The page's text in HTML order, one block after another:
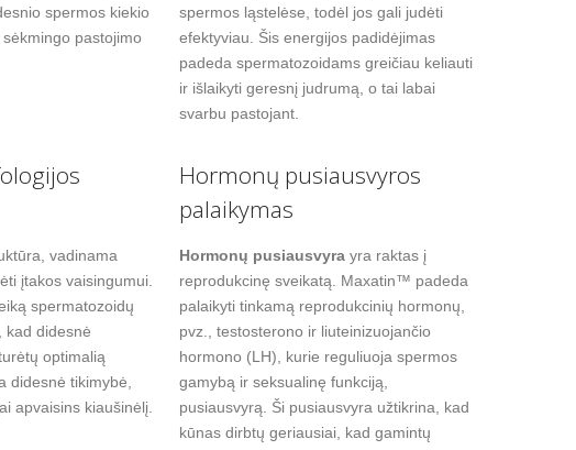
spermos kiekio
pastojimo
spermos ląstelėse, todėl jos gali judėti
efektyviau. Šis energijos padidėjimas
padeda spermatozoidams greičiau keliauti
ir išlaikyti geresnį judrumą, o tai labai
svarbu pastojant.
vadinama
įtakos vaisingumui.
spermatozoidų
kad didesnė
optimalią
didesnė tikimybė,
apvaisins kiaušinėlį.
Hormonų pusiausvyros
palaikymas
Hormonų pusiausvyra yra raktas į
reprodukcinę sveikatą. Maxatin™ padeda
palaikyti tinkamą reprodukcinių hormonų,
pvz., testosterono ir liuteinizuojančio
hormono (LH), kurie reguliuoja spermos
gamybą ir seksualinę funkciją,
pusiausvyrą. Ši pusiausvyra užtikrina, kad
kūnas dirbtų geriausiai, kad gamintų